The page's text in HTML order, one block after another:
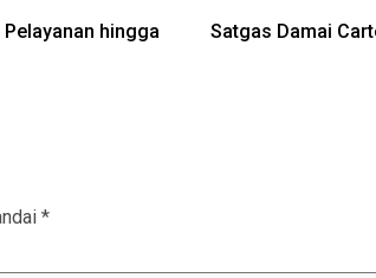
hingga
Satgas Damai
*